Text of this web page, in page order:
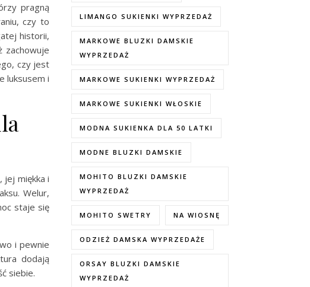
pragną
czy to
historii,
zachowuje
czy jest
luksusem i
jej miękka i
Welur,
staje się
i pewnie
dodają
siebie.
LIMANGO SUKIENKI WYPRZEDAŻ
MARKOWE BLUZKI DAMSKIE
WYPRZEDAŻ
MARKOWE SUKIENKI WYPRZEDAŻ
MARKOWE SUKIENKI WŁOSKIE
MODNA SUKIENKA DLA 50 LATKI
MODNE BLUZKI DAMSKIE
MOHITO BLUZKI DAMSKIE
WYPRZEDAŻ
MOHITO SWETRY NA WIOSNĘ
ODZIEŻ DAMSKA WYPRZEDAŻE
ORSAY BLUZKI DAMSKIE
WYPRZEDAŻ